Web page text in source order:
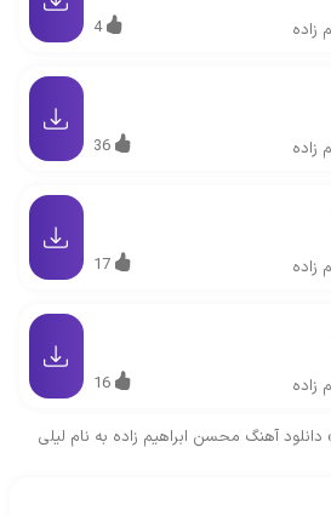
زاده 4
زاده 36
زاده 17
زاده 16
دانلود آهنگ محسن ابراهیم زاده به نام لیلی